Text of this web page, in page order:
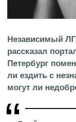
Независимый
рассказал
Петербург
ли ездить с
могут ли